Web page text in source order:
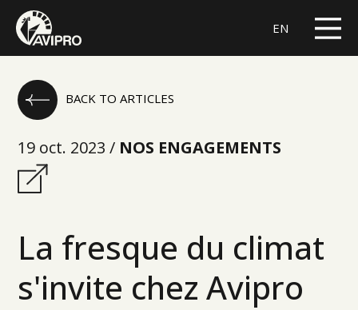
EN
19 oct. 2023 / NOS ENGAGEMENTS
BACK TO ARTICLES
La fresque du climat
s'invite chez Avipro